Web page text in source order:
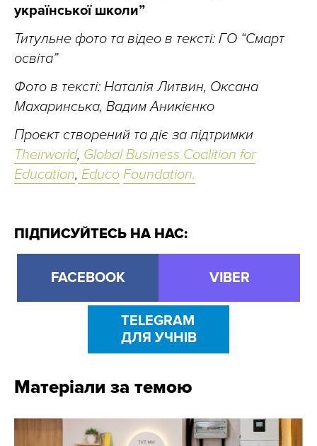
української школи”
Титульне фото та відео в тексті: ГО “Смарт
освіта”
Фото в тексті: Наталія Литвин, Оксана
Махаринська, Вадим Аникієнко
Проєкт створений та діє за підтримки
Theirworld, Global Business Coalition for
Education, Educo Foundation.
ПІДПИСУЙТЕСЬ НА НАС:
FACEBOOK VIBER
TELEGRAM
ДЛЯ УЧНІВ
Матеріали за темою